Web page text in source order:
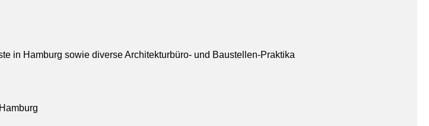
in Hamburg sowie diverse Architekturbüro- und Baustellen-Praktika